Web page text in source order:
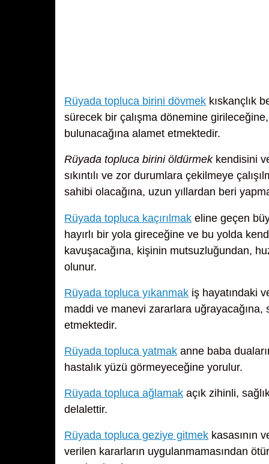
Rüyada topluca birini dövmek kıskançlık
sürecek bir çalışma dönemine
bulunacağına alamet etmektedir.
Rüyada topluca birini öldürmekkendisini
sıkıntılı ve zor durumlara çekilmeye
sahibi olacağına, uzun yıllardan beri
Rüyada topluca kaçırılmak eline geçen
hayırlı bir yola gireceğine ve bu yolda
kavuşacağına, kişinin mutsuzluğundan,
olunur.
Rüyada topluca yıkanmak iş hayatındaki
maddi ve manevi zararlara
etmektedir.
Rüyada topluca yatmak anne baba
hastalık yüzü görmeyeceğine yorulur.
Rüyada topluca ağlamak açık zihinli,
delalettir.
Rüyada topluca geziye gitmek kasasının
verilen kararların uygulanmamasından